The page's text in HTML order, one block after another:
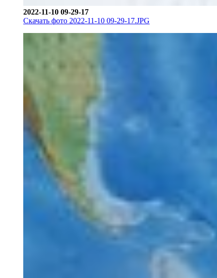
2022-11-10 09-29-17
Скачать фото 2022-11-10 09-29-17.JPG